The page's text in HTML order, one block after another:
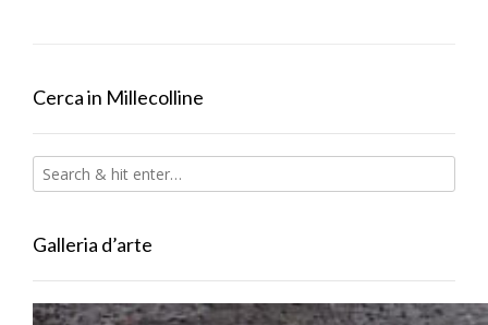
Cerca in Millecolline
Galleria d’arte